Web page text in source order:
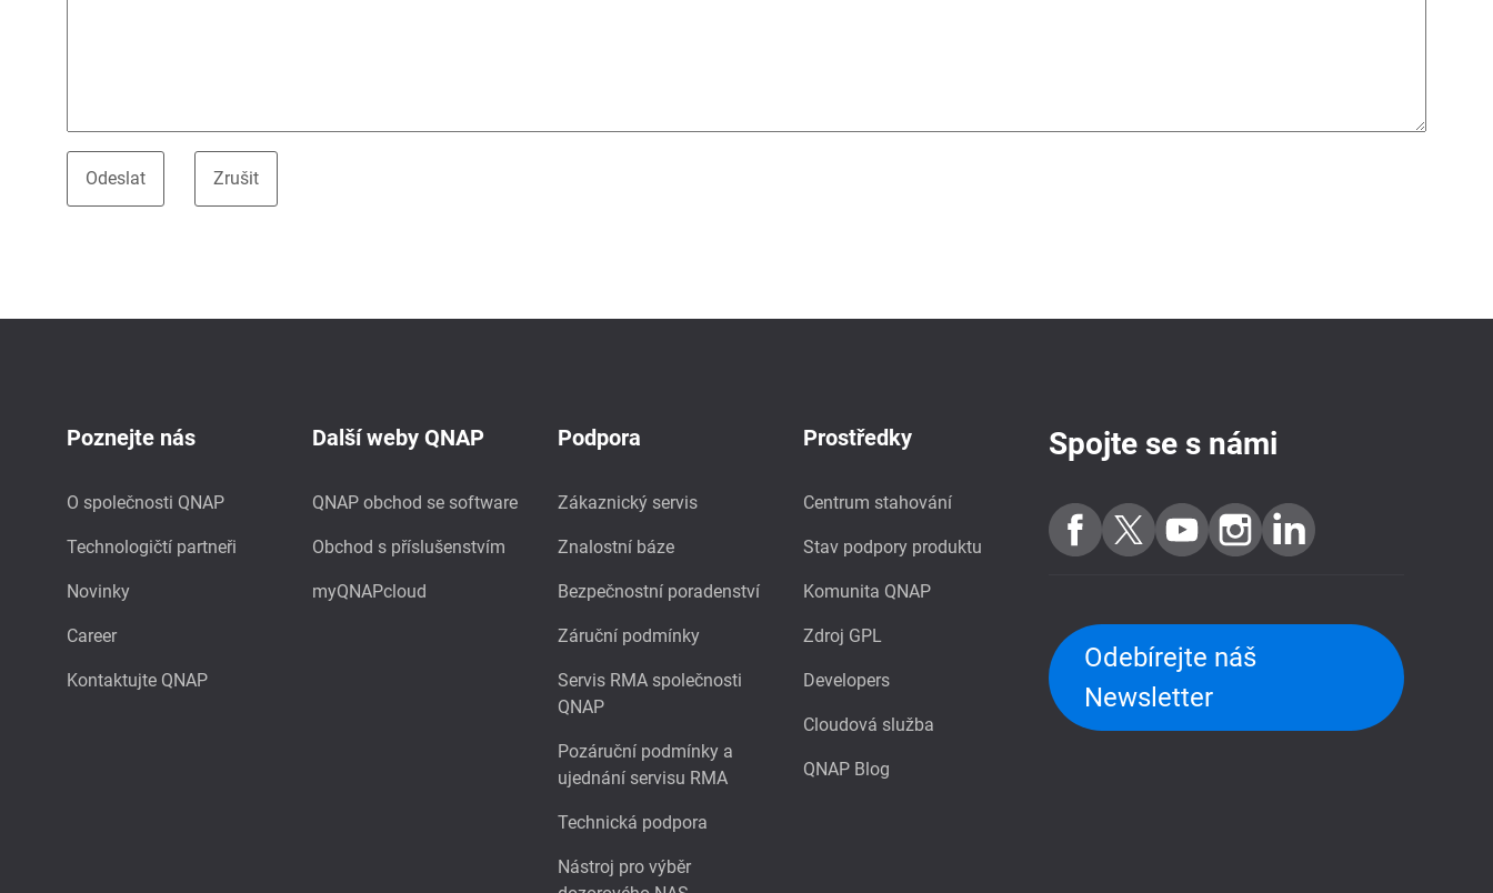
Poznejte nás
O společnosti QNAP
Technologičtí partneři
Novinky
Career
Kontaktujte QNAP
Další weby QNAP
QNAP obchod se software
Obchod s příslušenstvím
myQNAPcloud
Podpora
Zákaznický servis
Znalostní báze
Bezpečnostní poradenství
Záruční podmínky
Servis RMA společnosti
QNAP
Pozáruční podmínky a
ujednání servisu RMA
Technická podpora
Nástroj pro výběr
Prostředky
Centrum stahování
Stav podpory produktu
Komunita QNAP
Zdroj GPL
Developers
Cloudová služba
QNAP Blog
Spojte se s námi
Odebírejte náš
Newsletter